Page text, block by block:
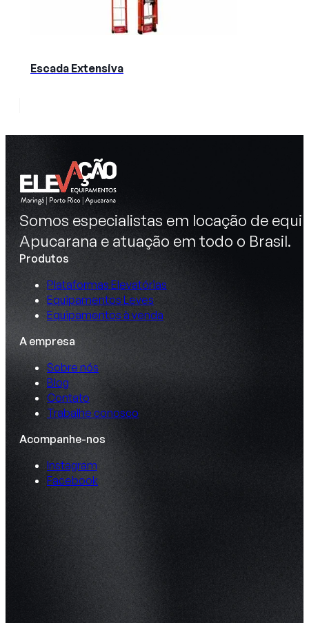
Escada Extensiva
Somos especialistas em locação de
Apucarana e atuação em todo o Brasil.
Produtos
Plataformas Elevatórias
Equipamentos Leves
Equipamentos à venda
A empresa
Sobre nós
Blog
Contato
Trabalhe conosco
Acompanhe-nos
Instagram
Facebook